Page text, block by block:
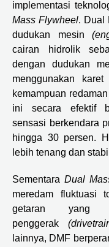
implementasi
Mass Flywheel. Dual
dudukan mesin
cairan hidrolik
dengan dudukan
menggunakan
kemampuan
ini secara efektif
sensasi berkendara
hingga 30 persen.
lebih tenang dan
SementaraDual
meredam fluktuasi
getaran yang
penggerak
lainnya, DMF